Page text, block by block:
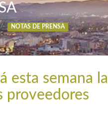
NOTAS DE PRENSA
esta semana
proveedores